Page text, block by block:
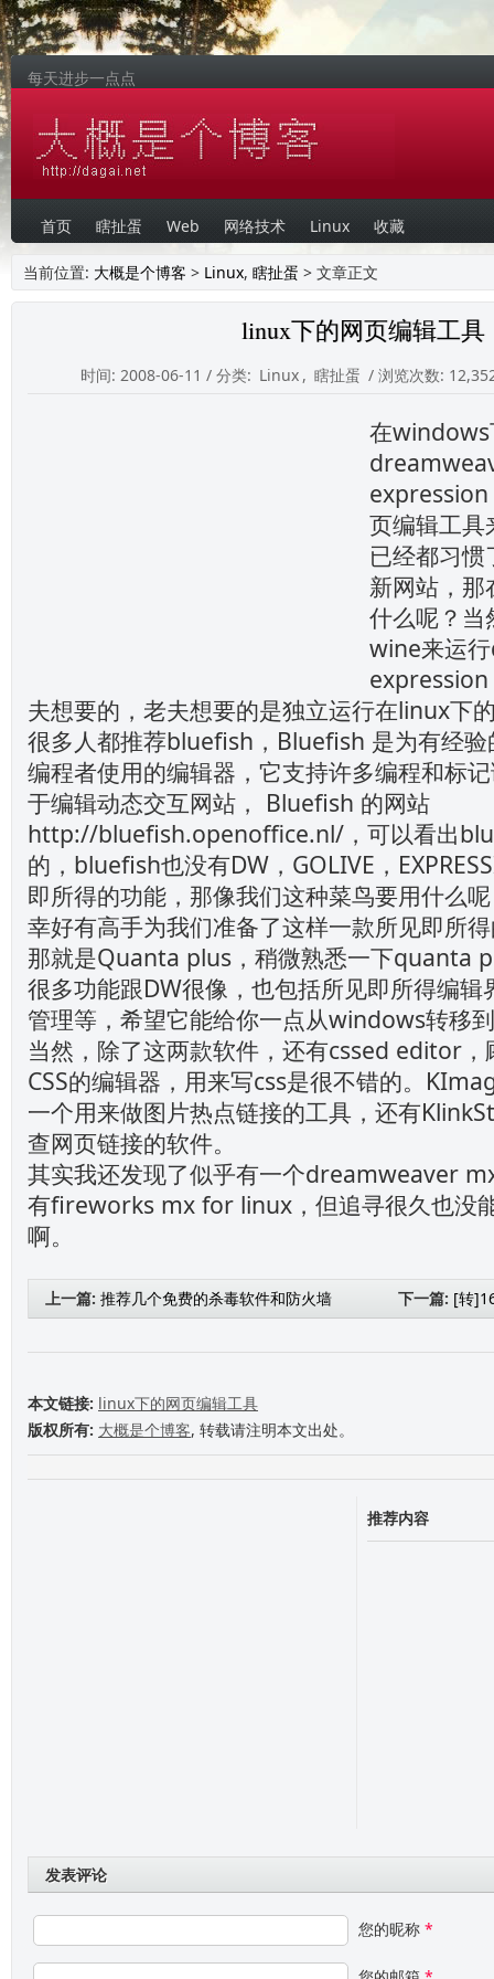
每天进步一点点
首页 瞎扯蛋 Web 网络技术 Linux 收藏
当前位置: 大概是个博客 > Linux, 瞎扯蛋 > 文章正文
linux下的网页编辑工具
时间: 2008-06-11 / 分类: Linux , 瞎扯蛋 / 浏览次数:
在windows
页编辑工具
已经都习
新网站，
什么呢？当
wine来运
夫想要的，老夫想要的是独立运行在linux下
很多人都推荐bluefish，Bluefish 是为有经验
编程者使用的编辑器，它支持许多编程和标
于编辑动态交互网站， Bluefish 的网站
http://bluefish.openoffice.nl/，可以看出
的，bluefish也没有DW，GOLIVE，
即所得的功能，那像我们这种菜鸟要用什么
幸好有高手为我们准备了这样一款所见即所
那就是Quanta plus，稍微熟悉一下quanta
很多功能跟DW很像，也包括所见即所得编辑
管理等，希望它能给你一点从windows转移
当然，除了这两款软件，还有cssed editor，
CSS的编辑器，用来写css是很不错的。
一个用来做图片热点链接的工具，还有
查网页链接的软件。
其实我还发现了似乎有一个dreamweaver
有fireworks mx for linux，但追寻很久也没
啊。
上一篇: 推荐几个免费的杀毒软件和防火墙 下一篇: [转
本文链接: linux下的网页编辑工具
版权所有: 大概是个博客, 转载请注明本文出处。
推荐内容
发表评论
您的昵称 *